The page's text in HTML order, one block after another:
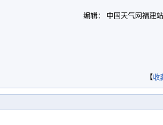
编辑： 中国天气网福建站
【收